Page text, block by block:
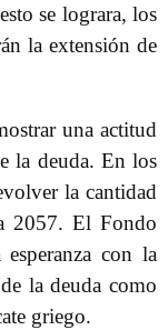
se lograra, los
la extensión de
una actitud
la deuda. En los
la cantidad
2057. El Fondo
con la
la deuda como
griego.